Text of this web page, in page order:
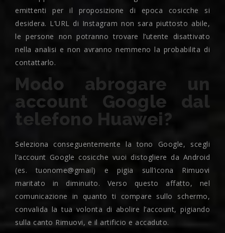
emittenti per il proposizione di epoca cosicche si
desidera. L’URL di Instagram non sara piuttosto abile,
le persone non potranno trovare l’utente disattivato
nella analisi e non avranno nemmeno la probabilita di
contattarlo.
Modo abrogare un
account Google dal
telefono Huawei?
Seleziona conseguentemente la tono Google, scegli
l’account Google cosicche vuoi distogliere da Android
(es. tuonome@gmail) e pigia sull’icona Rimuovi
maritato in diminuito. Verso questo affatto, nel
comunicazione in quanto ti compare sullo schermo,
convalida la tua volonta di abolire l’account, pigiando
sulla canto Rimuovi, e il artificio e accaduto.